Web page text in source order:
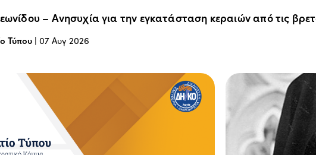
– Ανησυχία για την εγκατάσταση κεραιών από τις
Τύπου | 07 Αυγ 2026